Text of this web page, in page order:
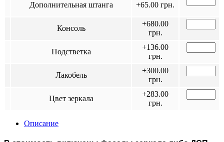
Дополнительная штанга +65.00 грн.
Консоль
+680.00
грн.
Подстветка
+136.00
грн.
Лакобель
+300.00
грн.
Цвет зеркала
+283.00
грн.
Описание